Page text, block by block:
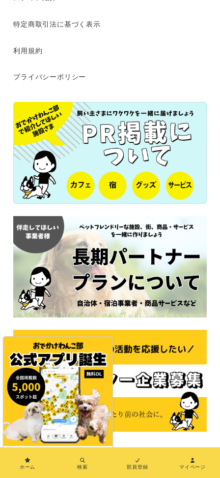
特定商取引法に基づく表示
利用規約
プライバシーポリシー
© 2021おでかけわんこ部
ホーム 検索 部員登録 マイページ